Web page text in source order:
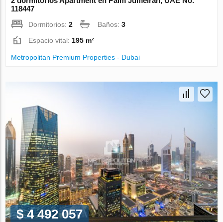
118447
Dormitorios:2 Baños:3
Espacio vital: 195 m²
Metropolitan Premium Properties - Dubai
$ 4 492 057